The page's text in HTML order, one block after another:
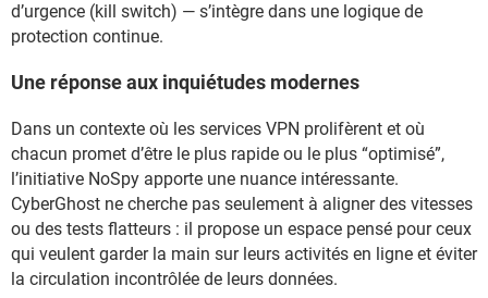
d’urgence (kill switch) — s’intègre dans une logique de
protection continue.
Une réponse aux inquiétudes modernes
Dans un contexte où les services VPN prolifèrent et où
chacun promet d’être le plus rapide ou le plus “optimisé”,
l’initiative NoSpy apporte une nuance intéressante.
CyberGhost ne cherche pas seulement à aligner des vitesses
ou des tests flatteurs : il propose un espace pensé pour ceux
qui veulent garder la main sur leurs activités en ligne et éviter
la circulation incontrôlée de leurs données.